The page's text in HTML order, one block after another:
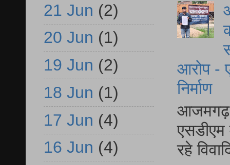
आरोप -
निर्माण
आजमगढ़
एसडीएम
रहे
21 Jun (2)
20 Jun (1)
19 Jun (2)
18 Jun (1)
17 Jun (4)
16 Jun (4)